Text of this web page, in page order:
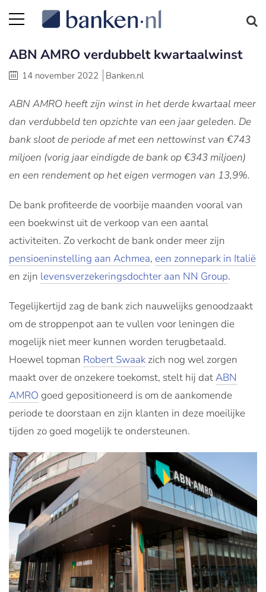
ABN AMRO verdubbelt kwartaalwinst
14 november 2022 Banken.nl
ABN AMRO heeft zijn winst in het derde kwartaal meer
dan verdubbeld ten opzichte van een jaar geleden. De
bank sloot de periode af met een nettowinst van €743
miljoen (vorig jaar eindigde de bank op €343 miljoen)
en een rendement op het eigen vermogen van 13,9%.
De bank profiteerde de voorbije maanden vooral van
een boekwinst uit de verkoop van een aantal
activiteiten. Zo verkocht de bank onder meer zijn
pensioeninstelling aan Achmea, een zonnepark in Italië
en zijn levensverzekeringsdochter aan NN Group.
Tegelijkertijd zag de bank zich nauwelijks genoodzaakt
om de stroppenpot aan te vullen voor leningen die
mogelijk niet meer kunnen worden terugbetaald.
Hoewel topman Robert Swaak zich nog wel zorgen
maakt over de onzekere toekomst, stelt hij datABN
AMRO goed gepositioneerd is om de aankomende
periode te doorstaan en zijn klanten in deze moeilijke
tijden zo goed mogelijk te ondersteunen.